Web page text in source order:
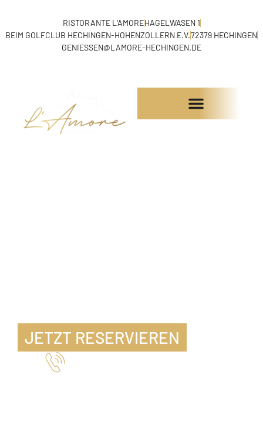
RISTORANTE L‘AMOREHAGELWASEN 1
BEIM GOLFCLUB HECHINGEN-HOHENZOLLERN E.V.72379 HECHINGEN
GENIESSEN@LAMORE-HECHINGEN.DE
JETZT RESERVIEREN